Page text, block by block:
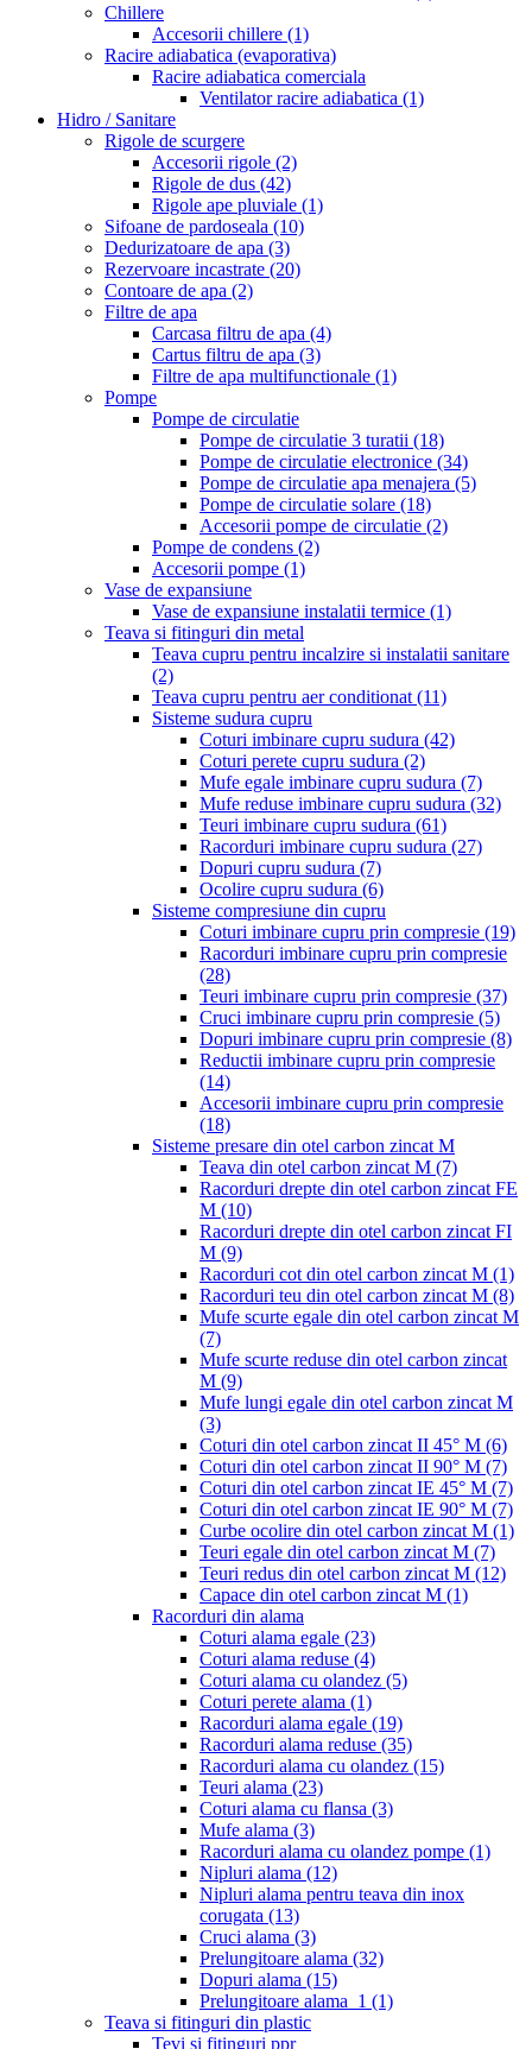
Chillere
Accesorii chillere (1)
Racire adiabatica (evaporativa)
Racire adiabatica comerciala
Ventilator racire adiabatica (1)
Hidro / Sanitare
Rigole de scurgere
Accesorii rigole (2)
Rigole de dus (42)
Rigole ape pluviale (1)
Sifoane de pardoseala (10)
Dedurizatoare de apa (3)
Rezervoare incastrate (20)
Contoare de apa (2)
Filtre de apa
Carcasa filtru de apa (4)
Cartus filtru de apa (3)
Filtre de apa multifunctionale (1)
Pompe
Pompe de circulatie
Pompe de circulatie 3 turatii (18)
Pompe de circulatie electronice (34)
Pompe de circulatie apa menajera (5)
Pompe de circulatie solare (18)
Accesorii pompe de circulatie (2)
Pompe de condens (2)
Accesorii pompe (1)
Vase de expansiune
Vase de expansiune instalatii termice (1)
Teava si fitinguri din metal
Teava cupru pentru incalzire si instalatii sanitare
(2)
Teava cupru pentru aer conditionat (11)
Sisteme sudura cupru
Coturi imbinare cupru sudura (42)
Coturi perete cupru sudura (2)
Mufe egale imbinare cupru sudura (7)
Mufe reduse imbinare cupru sudura (32)
Teuri imbinare cupru sudura (61)
Racorduri imbinare cupru sudura (27)
Dopuri cupru sudura (7)
Ocolire cupru sudura (6)
Sisteme compresiune din cupru
Coturi imbinare cupru prin compresie (19)
Racorduri imbinare cupru prin compresie
(28)
Teuri imbinare cupru prin compresie (37)
Cruci imbinare cupru prin compresie (5)
Dopuri imbinare cupru prin compresie (8)
Reductii imbinare cupru prin compresie
(14)
Accesorii imbinare cupru prin compresie
(18)
Sisteme presare din otel carbon zincat M
Teava din otel carbon zincat M (7)
Racorduri drepte din otel carbon zincat FE
M (10)
Racorduri drepte din otel carbon zincat FI
M (9)
Racorduri cot din otel carbon zincat M (1)
Racorduri teu din otel carbon zincat M (8)
Mufe scurte egale din otel carbon zincat M
(7)
Mufe scurte reduse din otel carbon zincat
M (9)
Mufe lungi egale din otel carbon zincat M
(3)
Coturi din otel carbon zincat II 45° M (6)
Coturi din otel carbon zincat II 90° M (7)
Coturi din otel carbon zincat IE 45° M (7)
Coturi din otel carbon zincat IE 90° M (7)
Curbe ocolire din otel carbon zincat M (1)
Teuri egale din otel carbon zincat M (7)
Teuri redus din otel carbon zincat M (12)
Capace din otel carbon zincat M (1)
Racorduri din alama
Coturi alama egale (23)
Coturi alama reduse (4)
Coturi alama cu olandez (5)
Coturi perete alama (1)
Racorduri alama egale (19)
Racorduri alama reduse (35)
Racorduri alama cu olandez (15)
Teuri alama (23)
Coturi alama cu flansa (3)
Mufe alama (3)
Racorduri alama cu olandez pompe (1)
Nipluri alama (12)
Nipluri alama pentru teava din inox
corugata (13)
Cruci alama (3)
Prelungitoare alama (32)
Dopuri alama (15)
Prelungitoare alama_1 (1)
Teava si fitinguri din plastic
Tevi si fitinguri ppr